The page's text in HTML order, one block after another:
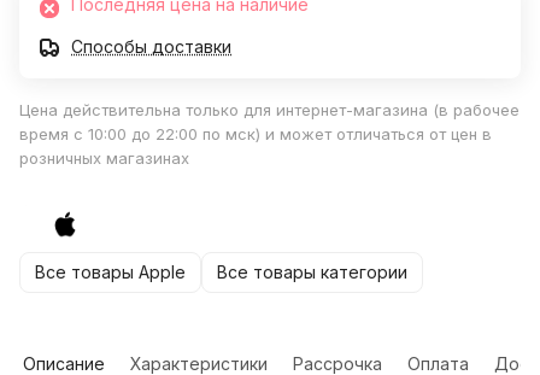
Способы доставки
Цена действительна только для интернет-магазина (в рабочее
время с 10:00 до 22:00 по мск) и может отличаться от цен в
розничных магазинах
Все товары Apple Все товары категории
Описание Характеристики Рассрочка Оплата